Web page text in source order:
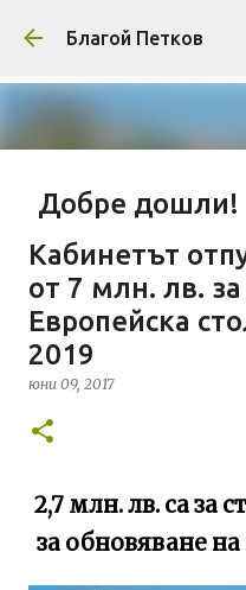
Пропускане към
Благой Петков
Добре дошли!
април 01, 2014
ПРЕДСТАВЯНЕ НА БЛОГА
СУ "СВ. КЛИМЕНТ ОХРИДСКИ"
Кабинетът
от 7 млн. лв.
Европейска
2019
юни 09, 2017
2,7 млн. лв. са за
за обновяване